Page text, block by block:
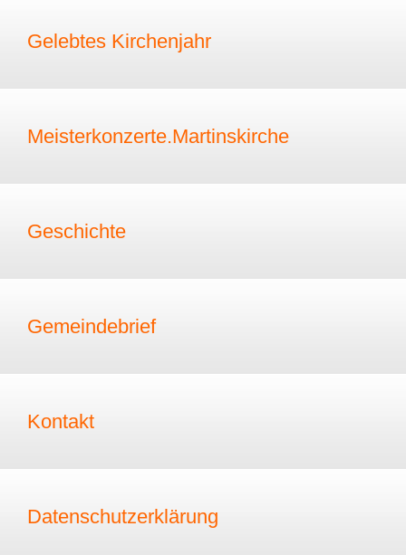
Gelebtes Kirchenjahr
Meisterkonzerte.Martinskirche
Geschichte
Gemeindebrief
Kontakt
Datenschutzerklärung